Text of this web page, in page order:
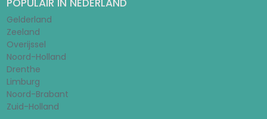
POPULAIR IN NEDERLAND
Gelderland
Zeeland
Overijssel
Noord-Holland
Drenthe
Limburg
Noord-Brabant
Zuid-Holland